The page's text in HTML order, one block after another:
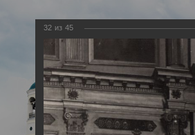
32 из 45